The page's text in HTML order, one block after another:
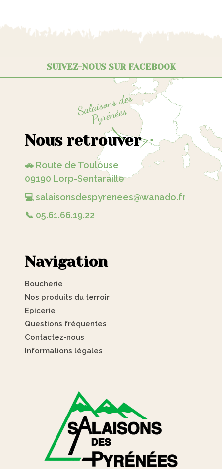
SUIVEZ-NOUS SUR FACEBOOK
Nous retrouver
🚗 Route de Toulouse
09190 Lorp-Sentaraille
💻 salaisonsdespyrenees@wanado.fr
📞 05.61.66.19.22
Navigation
Boucherie
Nos produits du terroir
Epicerie
Questions fréquentes
Contactez-nous
Informations légales